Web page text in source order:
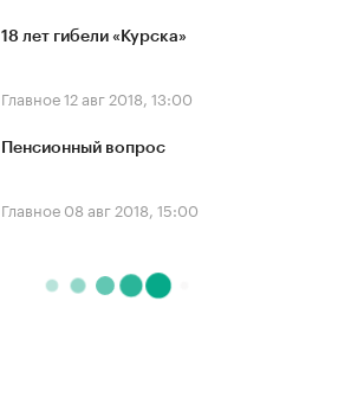
18 лет гибели «Курска»
Главное12 авг 2018, 13:00
Пенсионный вопрос
Главное 08 авг 2018, 15:00